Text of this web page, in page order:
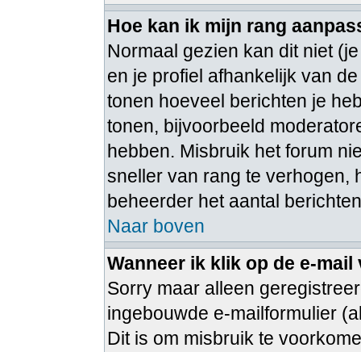
Hoe kan ik mijn rang
Normaal gezien kan dit niet
en je profiel afhankelijk van
tonen hoeveel berichten je
tonen, bijvoorbeeld
hebben. Misbruik het forum
sneller van rang te verhogen,
beheerder het aantal
Naar boven
Wanneer ik klik op de e-
Sorry maar alleen
ingebouwde e-mailformulier
Dit is om misbruik te